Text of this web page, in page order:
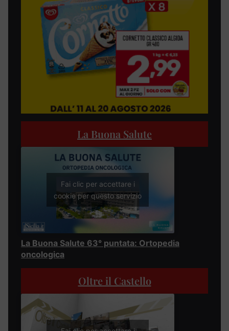
La Buona Salute
Fai clic per accettare i
cookie per questo servizio
La Buona Salute 63° puntata: Ortopedia
oncologica
Oltre il Castello